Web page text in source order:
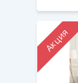
Акция